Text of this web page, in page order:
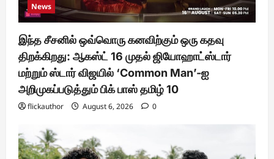
News
இந்த சீசனில் ஒவ்வொரு கனவிற்கும் ஒரு கதவு
திறக்கிறது: ஆகஸ்ட் 16 முதல் ஜியோஹாட்ஸ்டார்
மற்றும் ஸ்டார் விஜயில் ‘Common Man’-ஐ
அறிமுகப்படுத்தும் பிக் பாஸ் தமிழ் 10
flickauthor August 6, 2026 0